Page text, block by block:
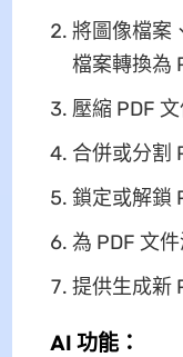
將圖像檔案
檔案轉換為
壓縮 PDF
合併或分割
鎖定或解鎖
為 PDF 文
提供生成新
AI 功能：